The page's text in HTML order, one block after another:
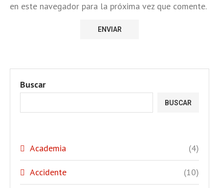
en este navegador para la próxima vez que comente.
Buscar
BUSCAR
Academia (4)
Accidente (10)